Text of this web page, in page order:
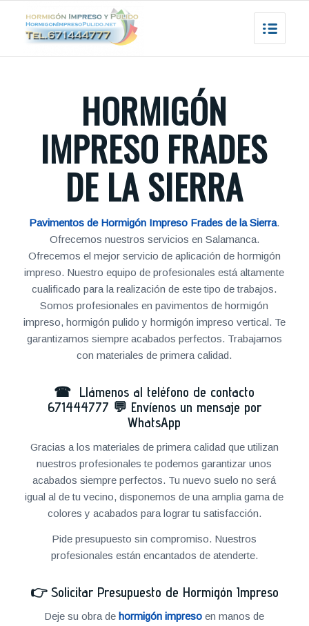
HORMIGÓN
IMPRESO FRADES
DE LA SIERRA
Pavimentos de Hormigón Impreso Frades de la Sierra.
Ofrecemos nuestros servicios en Salamanca.
Ofrecemos el mejor servicio de aplicación de hormigón
impreso. Nuestro equipo de profesionales está altamente
cualificado para la realización de este tipo de trabajos.
Somos profesionales en pavimentos de hormigón
impreso, hormigón pulido y hormigón impreso vertical. Te
garantizamos siempre acabados perfectos. Trabajamos
con materiales de primera calidad.
☎ Llámenos al teléfono de contacto
671444777 💬 Envíenos un mensaje por
WhatsApp
Gracias a los materiales de primera calidad que utilizan
nuestros profesionales te podemos garantizar unos
acabados siempre perfectos. Tu nuevo suelo no será
igual al de tu vecino, disponemos de una amplia gama de
colores y acabados para lograr tu satisfacción.
Pide presupuesto sin compromiso. Nuestros
profesionales están encantados de atenderte.
👉 Solicitar Presupuesto de Hormigón Impreso
Deje su obra dehormigón impreso en manos de